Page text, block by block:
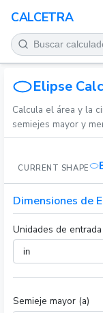
CALCETRA
CIENCIA
COTIDIANO
OTRAS
Elipse
Calcula el área y la
semiejes mayor y
CURRENT SHAPE
Dimensiones de
Unidades de entrada
Semieje mayor (a)